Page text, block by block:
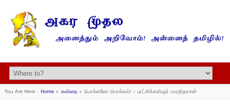
You Are Here : Home» கவிதை» பொங்கலோ பொங்கல்! – புரட்சிக்கவிஞர் பாரதிதாசன்